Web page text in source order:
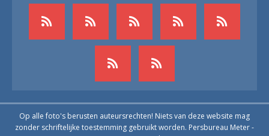
Op alle foto's berusten auteursrechten! Niets van deze website mag
zonder schriftelijke toestemming gebruikt worden. Persbureau Meter -